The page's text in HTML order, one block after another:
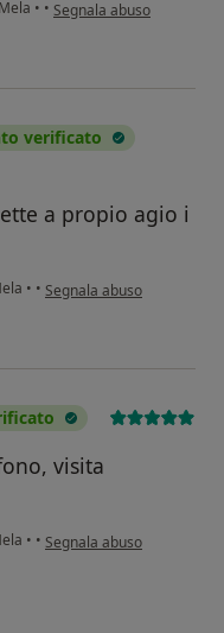
• • Segnala abuso
verificato
a propio agio i
• • secondo l'opinione
Segnala abuso
visita
• • secondo l'opinione
Segnala abuso